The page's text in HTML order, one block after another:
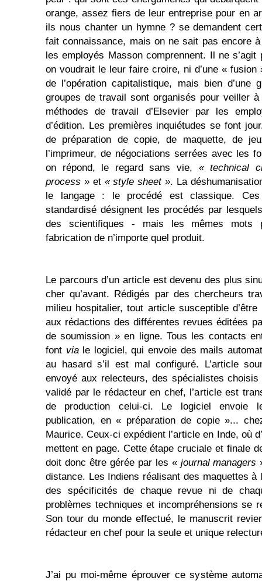
orange, assez fiers de leur entreprise pour en
ils nous chanter un hymne ? se demandent
fait connaissance, mais on ne sait pas encore
les employés Masson comprennent. Il ne s’agit
on voudrait le leur faire croire, ni d’une « fusion
de l’opération capitalistique, mais bien d’une
groupes de travail sont organisés pour veiller
méthodes de travail d’Elsevier par les
d’édition. Les premières inquiétudes se font
de préparation de copie, de maquette, de
l’imprimeur, de négociations serrées avec les
on répond, le regard sans vie, « technical
process »et « style sheet ». La
le langage : le procédé est classique. Ces
standardisé désignent les procédés par
des scientifiques - mais les mêmes mots
fabrication de n’importe quel produit.
Le parcours d’un article est devenu des plus
cher qu’avant. Rédigés par des chercheurs
milieu hospitalier, tout article susceptible d’être
aux rédactions des différentes revues éditées
de soumission » en ligne. Tous les contacts
font viale logiciel, qui envoie des mails
au hasard s’il est mal configuré. L’article
envoyé aux relecteurs, des spécialistes
validé par le rédacteur en chef, l’article est
de production celui-ci. Le logiciel envoie
publication, en « préparation de copie »...
Maurice. Ceux-ci expédient l’article en Inde, où
mettent en page. Cette étape cruciale et finale
doit donc être gérée par les « journal managers
distance. Les Indiens réalisant des maquettes
des spécificités de chaque revue ni de
problèmes techniques et incompréhensions se
Son tour du monde effectué, le manuscrit
rédacteur en chef pour la seule et unique
J’ai pu moi-même éprouver ce système